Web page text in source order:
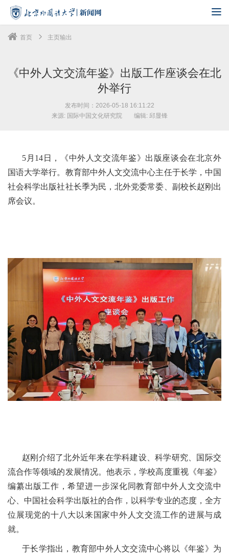
首页 主页输出
《中外人文交流年鉴》出版工作座谈会在北
外举行
发布时间：2026-05-18 16:11:22
来源: 国际中国文化研究院
编辑: 邱显锋
5月14日，《中外人文交流年鉴》出版座谈会在北京外
国语大学举行。教育部中外人文交流中心主任于长学，中国
社会科学出版社社长季为民，北外党委常委、副校长赵刚出
席会议。
赵刚介绍了北外近年来在学科建设、科学研究、国际交
流合作等领域的发展情况。他表示，学校高度重视《年鉴》
编纂出版工作，希望进一步深化同教育部中外人文交流中
心、中国社会科学出版社的合作，以科学专业的态度，全方
位展现党的十八大以来国家中外人文交流工作的进展与成
就。
于长学指出，教育部中外人文交流中心将以《年鉴》为